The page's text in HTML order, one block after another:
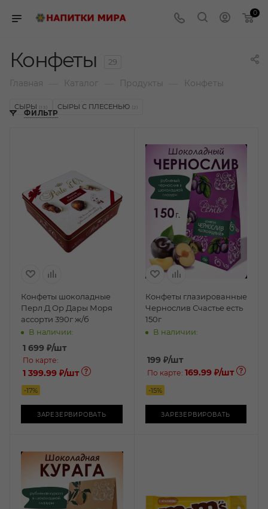
0
Конфеты 29
Главная Каталог Продукты Конфеты
СЫРЫ (13) СЫРЫ С ПЛЕСЕНЬЮ (2)
ФИЛЬТР
Конфеты шоколадные
Перл Д Ор Дары Моря
ассорти 390г ж/б
В наличии:
1 699 ₽/шт
По карте:
1 399.99 ₽/шт
-17%
ЗАРЕЗЕРВИРОВАТЬ
Конфеты глазированные
Чернослив Счастье есть
150г
В наличии:
199₽/шт
По карте: 169.99 ₽/шт
-15%
ЗАРЕЗЕРВИРОВАТЬ